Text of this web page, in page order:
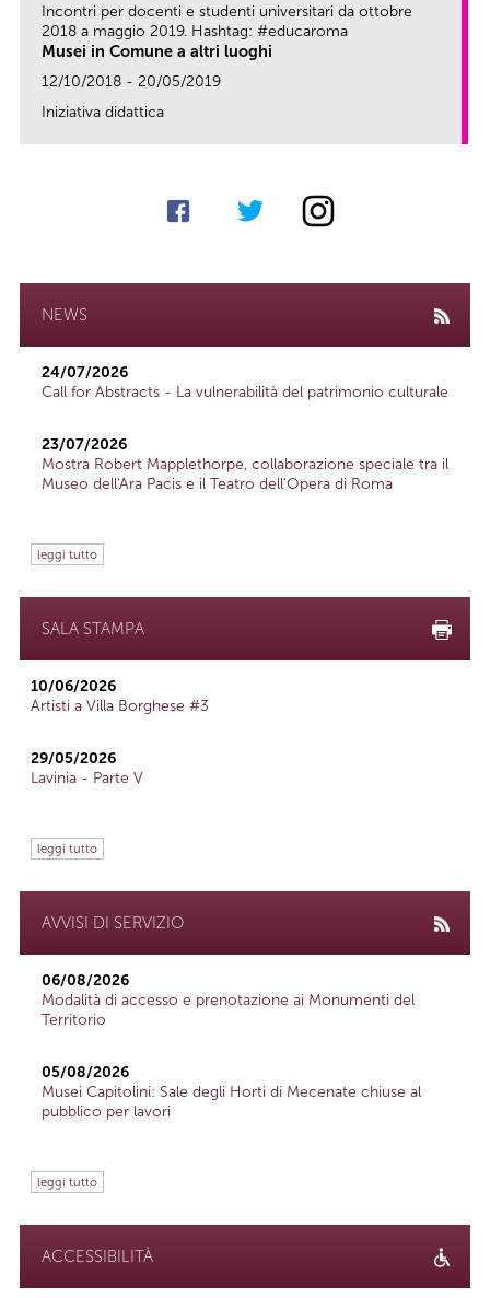
Incontri per docenti e studenti universitari da ottobre
2018 a maggio 2019. Hashtag: #educaroma
Musei in Comune a altri luoghi
12/10/2018 - 20/05/2019
Iniziativa didattica
NEWS
24/07/2026
Call for Abstracts - La vulnerabilità del patrimonio culturale
23/07/2026
Mostra Robert Mapplethorpe, collaborazione speciale tra il
Museo dell'Ara Pacis e il Teatro dell'Opera di Roma
leggi tutto
SALA STAMPA
10/06/2026
Artisti a Villa Borghese #3
29/05/2026
Lavinia - Parte V
leggi tutto
AVVISI DI SERVIZIO
06/08/2026
Modalità di accesso e prenotazione ai Monumenti del
Territorio
05/08/2026
Musei Capitolini: Sale degli Horti di Mecenate chiuse al
pubblico per lavori
leggi tutto
ACCESSIBILITÀ